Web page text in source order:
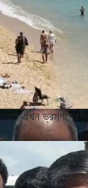
এখন